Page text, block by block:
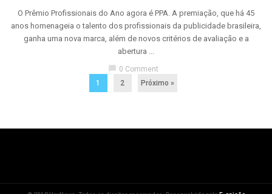
O Prêmio Profissionais do Ano agora é PPA. A premiação, que há 45
anos homenageia o talento dos profissionais da publicidade brasileira,
ganha uma nova marca, além de novos critérios de avaliação e a
abertura ...
0 Comment
1
2 Próximo »